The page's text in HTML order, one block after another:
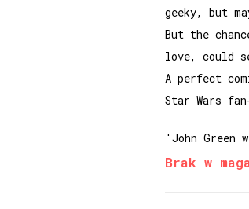
geeky, but
But the
love, could
A perfect
Star Wars
'John Green
Brak w